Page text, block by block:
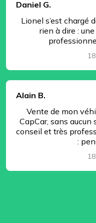
Daniel G.
Lionel s’est chargé
rien à dire :
Alain B.
Vente de mon
CapCar, sans aucun
conseil et très
: